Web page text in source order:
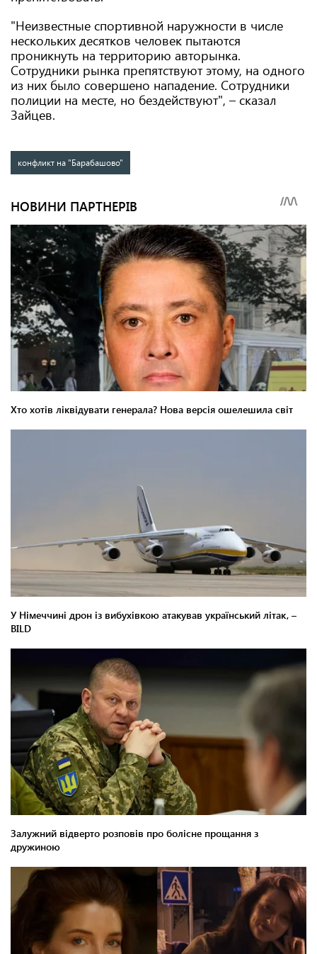
"Неизвестные спортивной наружности в числе
нескольких десятков человек пытаются
проникнуть на территорию авторынка.
Сотрудники рынка препятствуют этому, на одного
из них было совершено нападение. Сотрудники
полиции на месте, но бездействуют", – сказал
Зайцев.
конфликт на "Барабашово"